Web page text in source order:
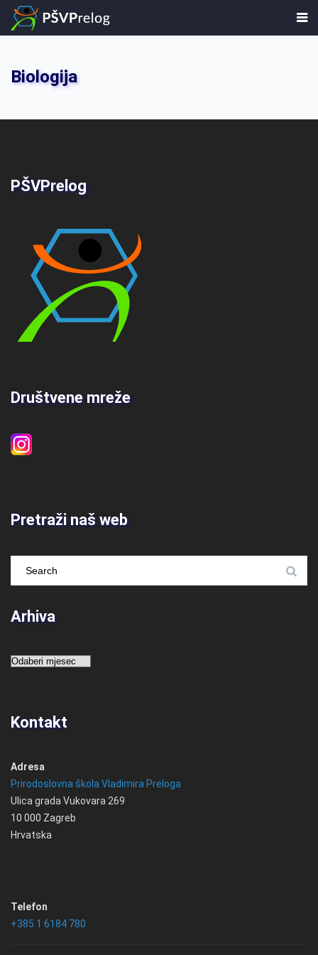
Biologija
PŠVPrelog
Društvene mreže
Pretraži naš web
Arhiva
Arhiva
Kontakt
Adresa
Prirodoslovna škola Vladimira Preloga
Ulica grada Vukovara 269
10 000 Zagreb
Hrvatska
Telefon
+385 1 6184 780